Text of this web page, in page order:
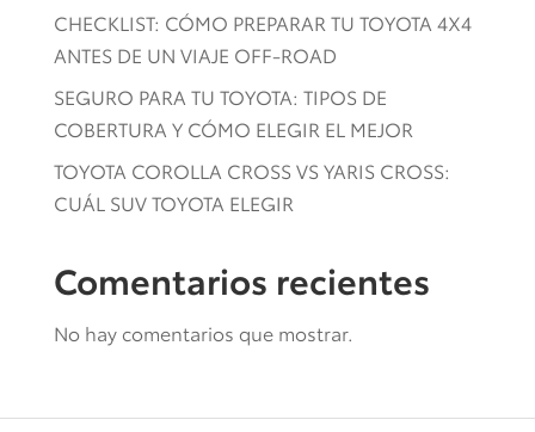
CHECKLIST: CÓMO PREPARAR TU TOYOTA 4X4
ANTES DE UN VIAJE OFF-ROAD
SEGURO PARA TU TOYOTA: TIPOS DE
COBERTURA Y CÓMO ELEGIR EL MEJOR
TOYOTA COROLLA CROSS VS YARIS CROSS:
CUÁL SUV TOYOTA ELEGIR
Comentarios recientes
No hay comentarios que mostrar.